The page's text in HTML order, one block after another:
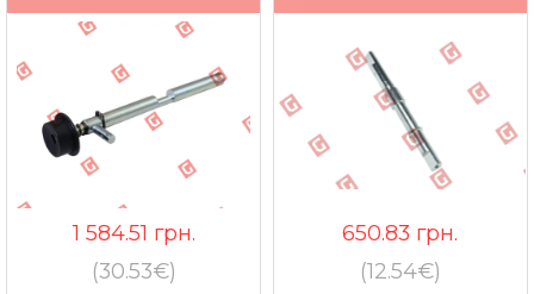
1 584.51 грн.
(30.53€)
650.83 грн.
(12.54€)